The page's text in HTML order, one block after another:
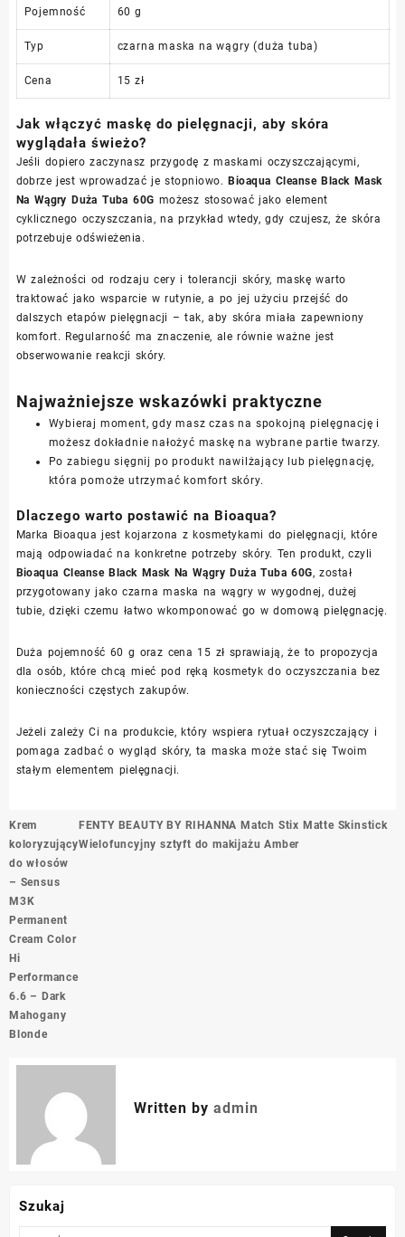
Pojemność 60 g
Typ czarna maska na wągry (duża tuba)
Cena 15 zł
Jak włączyć maskę do pielęgnacji, aby skóra
wyglądała świeżo?
Jeśli dopiero zaczynasz przygodę z maskami oczyszczającymi,
dobrze jest wprowadzać je stopniowo. Bioaqua Cleanse Black Mask
Na Wągry Duża Tuba 60G możesz stosować jako element
cyklicznego oczyszczania, na przykład wtedy, gdy czujesz, że skóra
potrzebuje odświeżenia.
W zależności od rodzaju cery i tolerancji skóry, maskę warto
traktować jako wsparcie w rutynie, a po jej użyciu przejść do
dalszych etapów pielęgnacji – tak, aby skóra miała zapewniony
komfort. Regularność ma znaczenie, ale równie ważne jest
obserwowanie reakcji skóry.
Najważniejsze wskazówki praktyczne
Wybieraj moment, gdy masz czas na spokojną pielęgnację i
możesz dokładnie nałożyć maskę na wybrane partie twarzy.
Po zabiegu sięgnij po produkt nawilżający lub pielęgnację,
która pomoże utrzymać komfort skóry.
Dlaczego warto postawić na Bioaqua?
Marka Bioaqua jest kojarzona z kosmetykami do pielęgnacji, które
mają odpowiadać na konkretne potrzeby skóry. Ten produkt, czyli
Bioaqua Cleanse Black Mask Na Wągry Duża Tuba 60G, został
przygotowany jako czarna maska na wągry w wygodnej, dużej
tubie, dzięki czemu łatwo wkomponować go w domową pielęgnację.
Duża pojemność 60 g oraz cena 15 zł sprawiają, że to propozycja
dla osób, które chcą mieć pod ręką kosmetyk do oczyszczania bez
konieczności częstych zakupów.
Jeżeli zależy Ci na produkcie, który wspiera rytuał oczyszczający i
pomaga zadbać o wygląd skóry, ta maska może stać się Twoim
stałym elementem pielęgnacji.
Nawigacja
wpisu
Krem
koloryzujący
do włosów
– Sensus
M3K
Permanent
Cream Color
Hi
Performance
6.6 – Dark
Mahogany
Blonde
FENTY BEAUTY BY RIHANNA Match Stix Matte Skinstick
Wielofuncyjny sztyft do makijażu Amber
Written by admin
Szukaj